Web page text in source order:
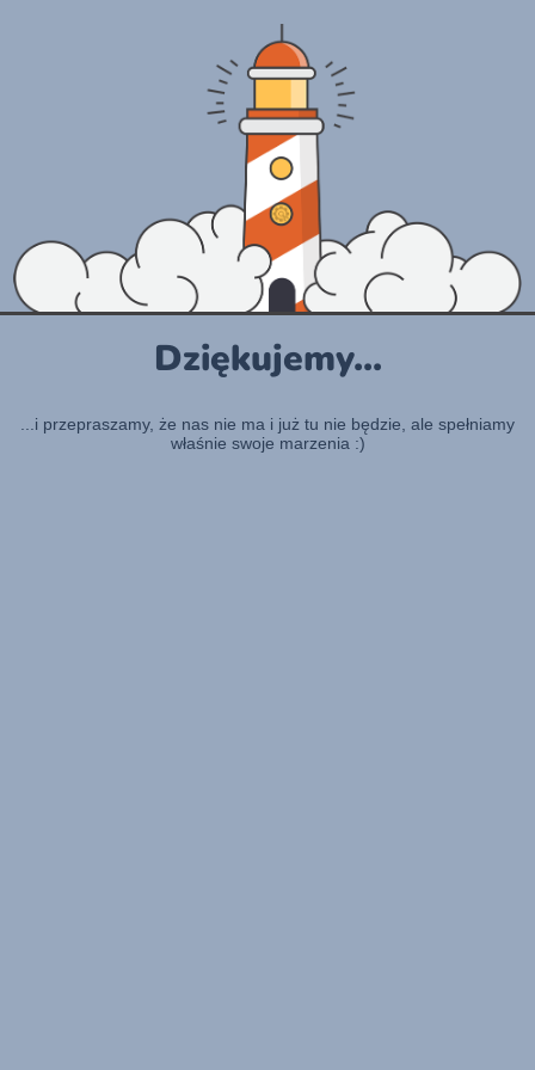
Dziękujemy...
...i przepraszamy, że nas nie ma i już tu nie będzie, ale spełniamy
właśnie swoje marzenia :)